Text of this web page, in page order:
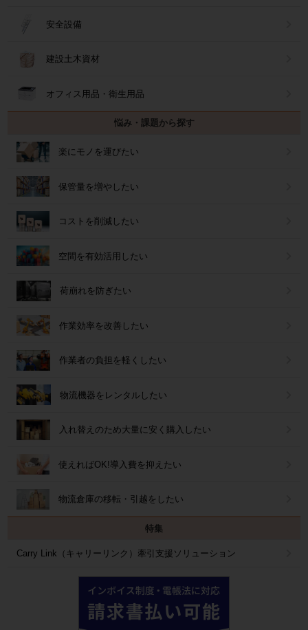
安全設備
建設土木資材
オフィス用品・衛生用品
悩み・課題から探す
楽にモノを運びたい
保管量を増やしたい
コストを削減したい
空間を有効活用したい
荷崩れを防ぎたい
作業効率を改善したい
作業者の負担を軽くしたい
物流機器をレンタルしたい
入れ替えのため大量に安く購入したい
使えればOK!導入費を抑えたい
物流倉庫の移転・引越をしたい
特集
Carry Link（キャリーリンク）牽引支援ソリューション